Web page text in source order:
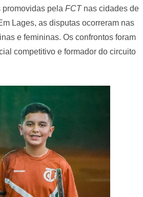
pela FCT nas cidades de
Lages, as disputas ocorreram nas
e femininas. Os confrontos foram
competitivo e formador do circuito